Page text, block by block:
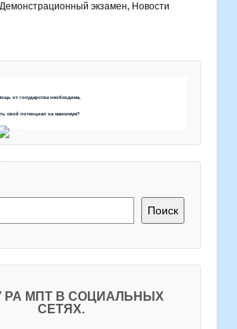
Демонстрационный экзамен, Новости
от государства необходима,
свой потенциал на максимум?
Поиск
РА МПТ В СОЦИАЛЬНЫХ
СЕТЯХ.